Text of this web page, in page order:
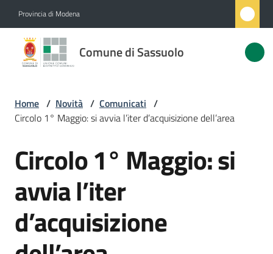
Provincia di Modena
Comune di Sassuolo
Comune
di
Novità
Servizi
Vivere
Sassuolo
Home / Novità / Comunicati /
Circolo 1° Maggio: si avvia l’iter d’acquisizione dell’area
Salta al contenuto
Circolo 1° Maggio: si
avvia l’iter
d’acquisizione